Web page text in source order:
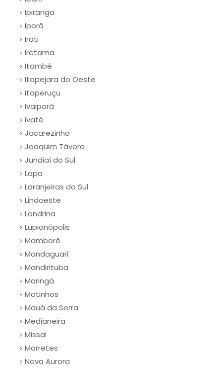
Ipiranga
Iporã
Irati
Iretama
Itambé
Itapejara do Oeste
Itaperuçu
Ivaiporã
Ivaté
Jacarezinho
Joaquim Távora
Jundiaí do Sul
Lapa
Laranjeiras do Sul
Lindoeste
Londrina
Lupionópolis
Mamborê
Mandaguari
Mandirituba
Maringá
Matinhos
Mauá da Serra
Medianeira
Missal
Morretes
Nova Aurora